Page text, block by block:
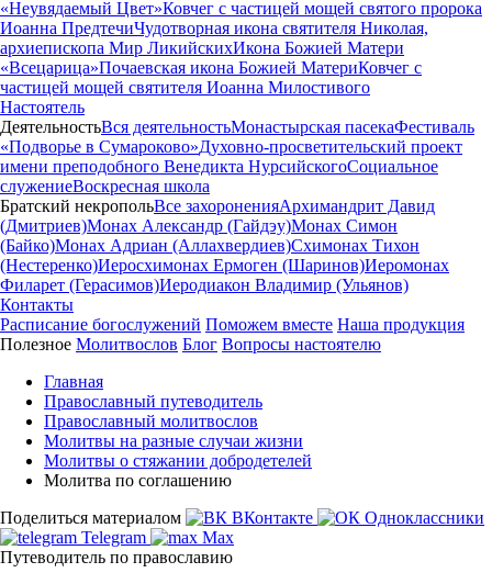
«Неувядаемый Цвет»Ковчег с частицей мощей святого пророка
Иоанна ПредтечиЧудотворная икона святителя Николая,
архиепископа Мир ЛикийскихИкона Божией Матери
«Всецарица»Почаевская икона Божией МатериКовчег с
частицей мощей святителя Иоанна Милостивого
Настоятель
ДеятельностьВся деятельностьМонастырская пасекаФестиваль
«Подворье в Сумароково»Духовно-просветительский проект
имени преподобного Венедикта НурсийскогоСоциальное
служениеВоскресная школа
Братский некропольВсе захороненияАрхимандрит Давид
(Дмитриев)Монах Александр (Гайдэу)Монах Симон
(Байко)Монах Адриан (Аллахвердиев)Схимонах Тихон
(Нестеренко)Иеросхимонах Ермоген (Шаринов)Иеромонах
Филарет (Герасимов)Иеродиакон Владимир (Ульянов)
Контакты
Расписание богослужений Поможем вместе Наша продукция
Полезное Молитвослов Блог Вопросы настоятелю
Главная
Православный путеводитель
Православный молитвослов
Молитвы на разные случаи жизни
Молитвы о стяжании добродетелей
Молитва по соглашению
Поделиться материалом
ВКонтакте
Одноклассники
Telegram
Max
Путеводитель по православию